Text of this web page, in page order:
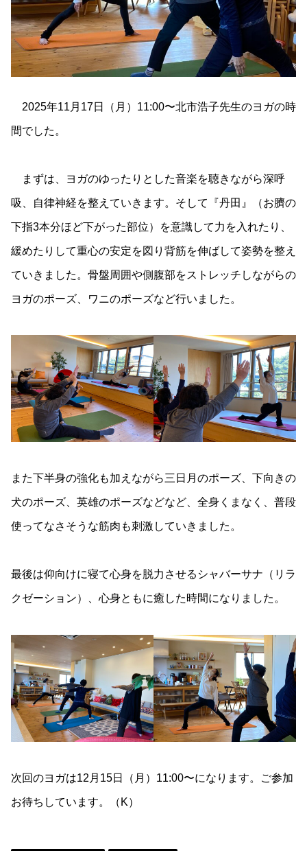
2025年11月17日（月）11:00〜北市浩子先生のヨガの時
間でした。
まずは、ヨガのゆったりとした音楽を聴きながら深呼
吸、自律神経を整えていきます。そして『丹田』（お臍の
下指3本分ほど下がった部位）を意識して力を入れたり、
緩めたりして重心の安定を図り背筋を伸ばして姿勢を整え
ていきました。骨盤周囲や側腹部をストレッチしながらの
ヨガのポーズ、ワニのポーズなど行いました。
また下半身の強化も加えながら三日月のポーズ、下向きの
犬のポーズ、英雄のポーズなどなど、全身くまなく、普段
使ってなさそうな筋肉も刺激していきました。
最後は仰向けに寝て心身を脱力させるシャバーサナ（リラ
クゼーション）、心身ともに癒した時間になりました。
次回のヨガは12月15日（月）11:00〜になります。ご参加
お待ちしています。（K）